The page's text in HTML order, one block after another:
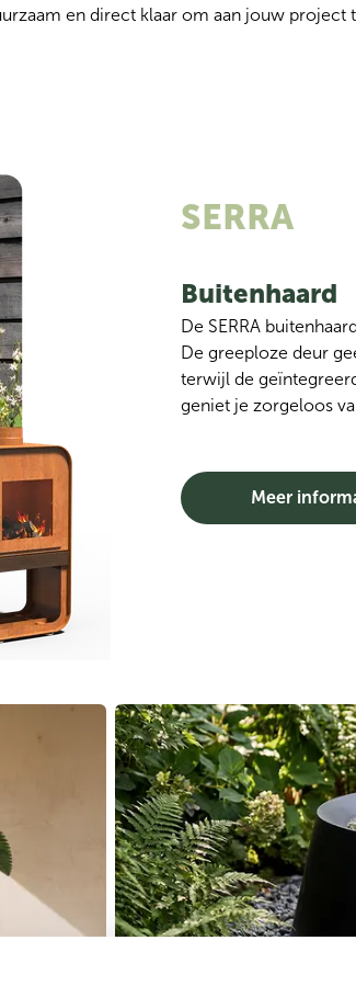
en direct klaar om aan jouw
SERRA
Buitenhaard
De SERRA
De greeploze deur
terwijl de
geniet je zorgeloos
Meer